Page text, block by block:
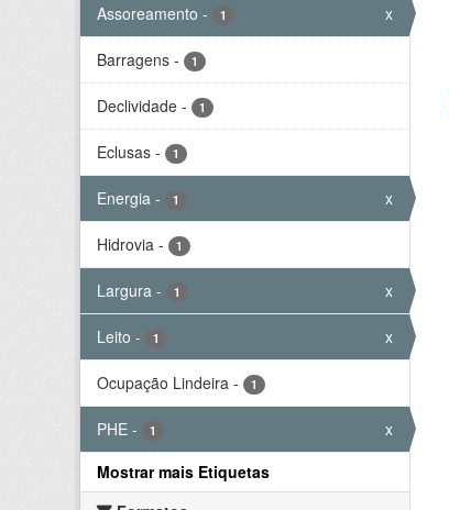
Assoreamento - 1 x
Barragens - 1
Declividade - 1
Eclusas - 1
Energia - 1 x
Hidrovia - 1
Largura - 1 x
Leito - 1 x
Ocupação Lindeira - 1
PHE - 1
x
Mostrar mais Etiquetas